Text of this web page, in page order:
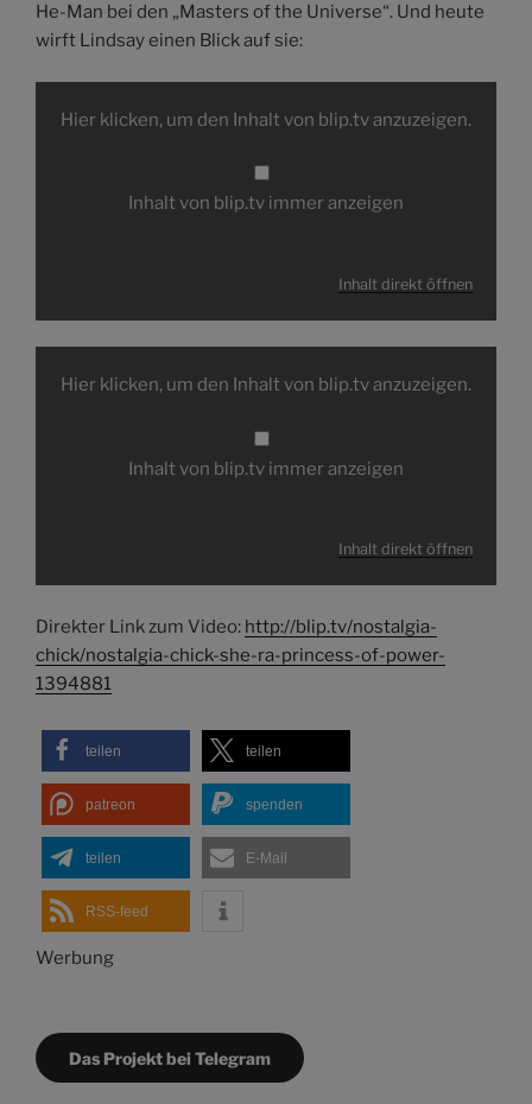
He-Man bei den „Masters of the Universe“. Und heute
wirft Lindsay einen Blick auf sie:
Inhalt
blip.tv
Hier klicken, um den Inhalt von blip.tv anzuzeigen.
Inhalt von blip.tv immer anzeigen
Inhalt direkt öffnen
Inhalt
blip.tv
Hier klicken, um den Inhalt von blip.tv anzuzeigen.
Inhalt von blip.tv immer anzeigen
Inhalt direkt öffnen
Direkter Link zum Video: http://blip.tv/nostalgia-
chick/nostalgia-chick-she-ra-princess-of-power-
1394881
teilen teilen
patreon spenden
teilen E-Mail
RSS-feed
Werbung
Das Projekt bei Telegram